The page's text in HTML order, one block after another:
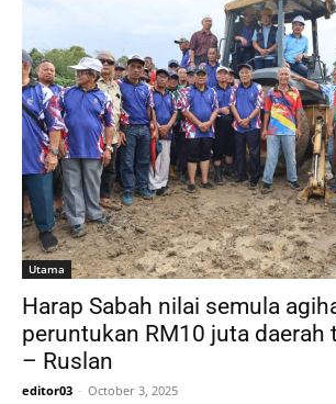
Utama
Harap Sabah nilai semula
peruntukan RM10 juta daerah
– Ruslan
editor03 - October 3, 2025